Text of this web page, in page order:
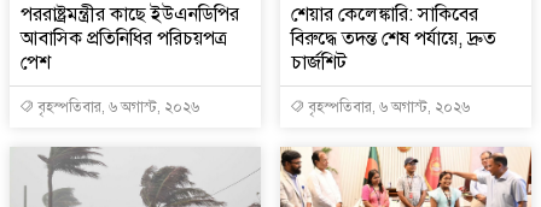
পররাষ্ট্রমন্ত্রীর কা‌ছে ইউএনডিপির
আবাসিক প্রতিনিধির পরিচয়পত্র
পেশ
বৃহস্পতিবার, ৬ অগাস্ট, ২০২৬
শেয়ার কেলেঙ্কারি: সাকিবের
বিরুদ্ধে তদন্ত শেষ পর্যায়ে, দ্রুত
চার্জশিট
বৃহস্পতিবার, ৬ অগাস্ট, ২০২৬